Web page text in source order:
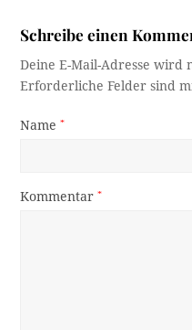
Schreibe einen
Deine E-Mail-Adresse wird
Erforderliche Felder sind
Name*
Kommentar*